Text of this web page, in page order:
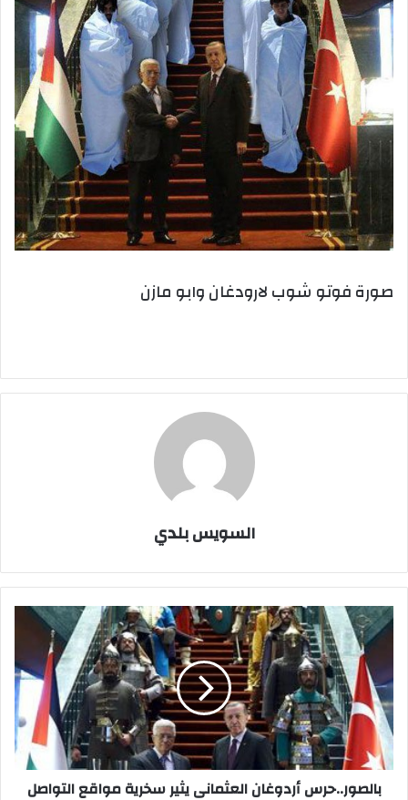
صورة فوتو شوب لارودغان وابو مازن
السويس بلدي
بالصور..حرس
أردوغان
العثمانى
يثير
سخرية
مواقع
التواصل
بالصور..حرس أردوغان العثمانى يثير سخرية مواقع التواصل